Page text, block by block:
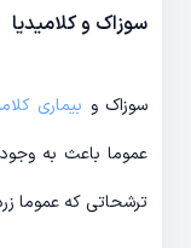
سوزاک و کلامیدیا
سوزاک و بیماری
عموما باعث به
ترشحاتی که عموما